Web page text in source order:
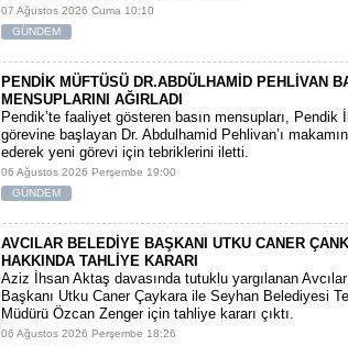
07 Ağustos 2026 Cuma 10:10
GÜNDEM
PENDİK MÜFTÜSÜ DR.ABDÜLHAMİD PEHLİVAN
MENSUPLARINI AĞIRLADI
​Pendik’te faaliyet gösteren basın mensupları, Pendik
görevine başlayan Dr. Abdulhamid Pehlivan’ı
ederek yeni görevi için tebriklerini iletti.
06 Ağustos 2026 Perşembe 19:00
GÜNDEM
AVCILAR BELEDİYE BAŞKANI UTKU CANER
HAKKINDA TAHLİYE KARARI
​Aziz İhsan Aktaş davasında tutuklu yargılanan
Başkanı Utku Caner Çaykara ile Seyhan Belediyesi
Müdürü Özcan Zenger için tahliye kararı çıktı.
06 Ağustos 2026 Perşembe 18:26